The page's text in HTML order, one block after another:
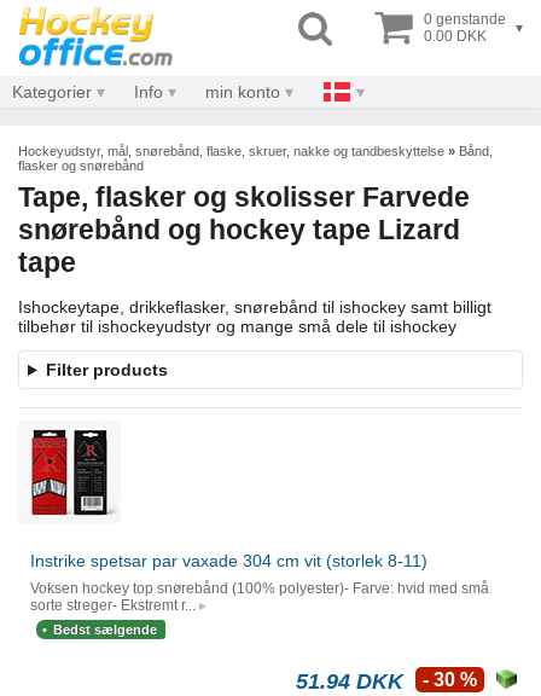
0 genstande
0.00 DKK
▾
Kategorier Info min konto
Hockeyudstyr, mål, snørebånd, flaske, skruer, nakke og tandbeskyttelse » Bånd,
flasker og snørebånd
Tape, flasker og skolisser Farvede
snørebånd og hockey tape Lizard
tape
Ishockeytape, drikkeflasker, snørebånd til ishockey samt billigt
tilbehør til ishockeyudstyr og mange små dele til ishockey
Filter products
Instrike spetsar par vaxade 304 cm vit (storlek 8-11)
Voksen hockey top snørebånd (100% polyester)- Farve: hvid med små
sorte streger- Ekstremt r...
Bedst sælgende
51.94 DKK - 30 %